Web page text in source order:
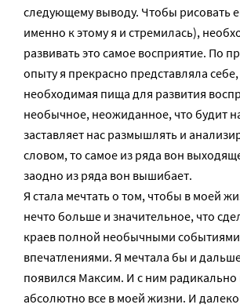
следующему выводу. Чтобы рисовать
именно к этому я и стремилась),
развивать это самое восприятие. По
опыту я прекрасно представляла себе,
необходимая пища для развития
необычное, неожиданное, что будит
заставляет нас размышлять и
словом, то самое из ряда вон
заодно из ряда вон вышибает.
Я стала мечтать о том, чтобы в моей
нечто больше и значительное, что
краев полной необычными
впечатлениями. Я мечтала бы и
появился Максим. И с ним
абсолютно все в моей жизни. И далеко